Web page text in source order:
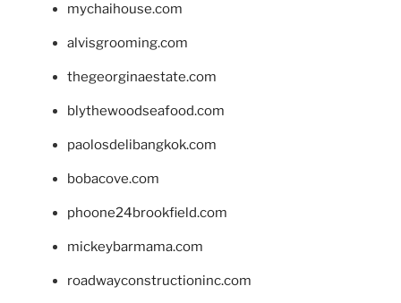
mychaihouse.com
alvisgrooming.com
thegeorginaestate.com
blythewoodseafood.com
paolosdelibangkok.com
bobacove.com
phoone24brookfield.com
mickeybarmama.com
roadwayconstructioninc.com